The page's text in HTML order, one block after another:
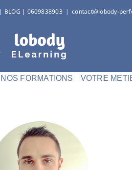
| BLOG | 0609838903 | contact@lobody-
NOS FORMATIONS VOTRE